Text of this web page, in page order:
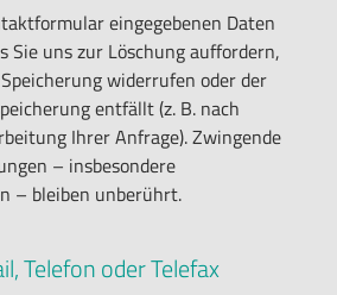
eingegebenen Daten
Sie uns zur Löschung auffordern,
widerrufen oder der
entfällt (z. B. nach
Ihrer Anfrage). Zwingende
– insbesondere
– bleiben unberührt.
Telefon oder Telefax